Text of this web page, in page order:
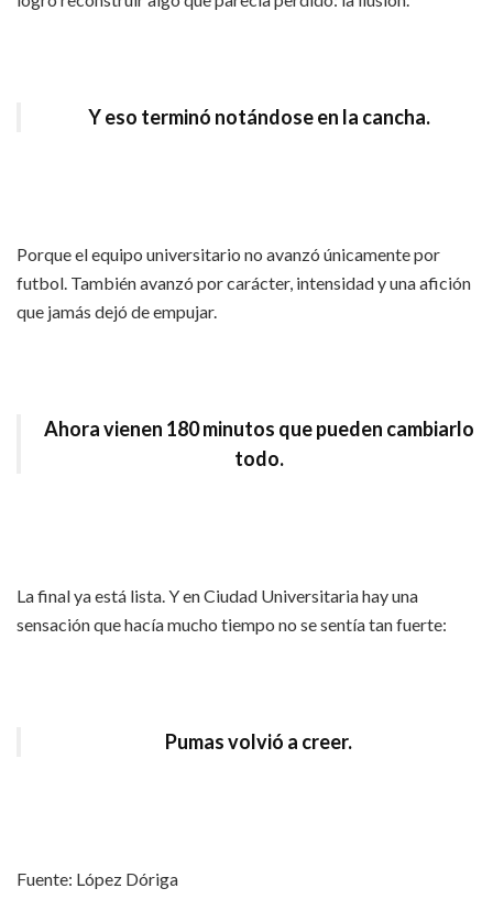
Y eso terminó notándose en la cancha.
Porque el equipo universitario no avanzó únicamente por
futbol. También avanzó por carácter, intensidad y una afición
que jamás dejó de empujar.
Ahora vienen 180 minutos que pueden cambiarlo
todo.
La final ya está lista. Y en Ciudad Universitaria hay una
sensación que hacía mucho tiempo no se sentía tan fuerte:
Pumas volvió a creer.
Fuente: López Dóriga